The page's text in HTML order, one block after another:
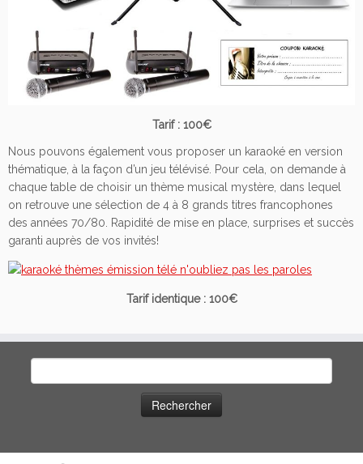
Tarif : 100€
Nous pouvons également vous proposer un karaoké en version
thématique, à la façon d’un jeu télévisé. Pour cela, on demande à
chaque table de choisir un thème musical mystère, dans lequel
on retrouve une sélection de 4 à 8 grands titres francophones
des années 70/80. Rapidité de mise en place, surprises et succès
garanti auprès de vos invités!
Tarif identique : 100€